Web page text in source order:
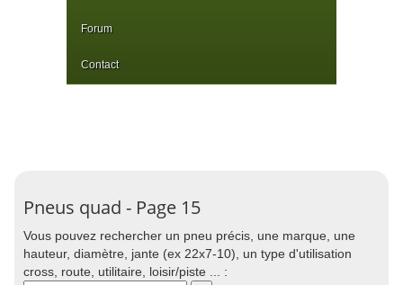
Forum
Contact
Pneus quad - Page 15
Vous pouvez rechercher un pneu précis, une marque, une
hauteur, diamètre, jante (ex 22x7-10), un type d'utilisation
cross, route, utilitaire, loisir/piste ... :